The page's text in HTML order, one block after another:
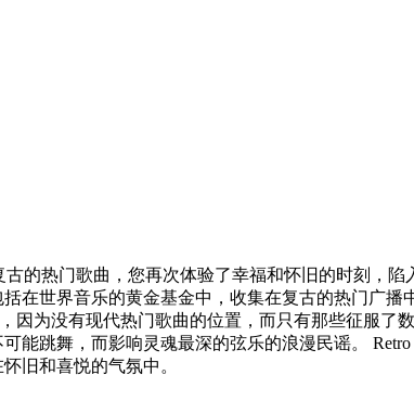
的热门歌曲，您再次体验了幸福和怀旧的时刻，
在世界音乐的黄金基金中，收集在复古的热门广
因为没有现代热门歌曲的位置，而只有那些征服
能跳舞，而影响灵魂最深的弦乐的浪漫民谣。
旧和喜悦的气氛中。